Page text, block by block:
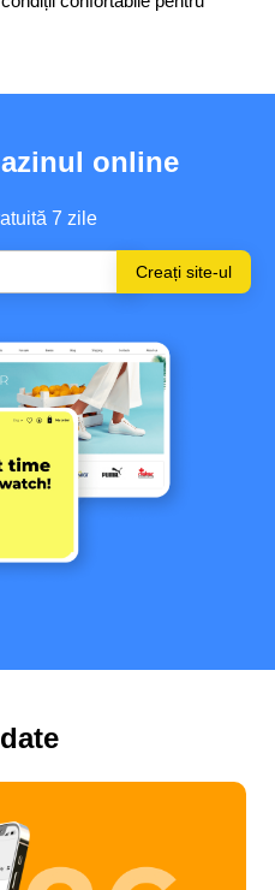
online
7 zile
Creați site-ul